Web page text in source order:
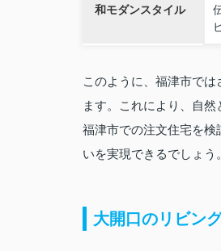
和モダンスタイル
このように、福津市で
ます。これにより、自
福津市での注文住宅を検
いを実現できるでしょう。
大開口のリビン